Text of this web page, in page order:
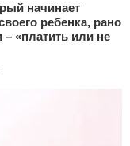
начинает
ребенка, рано
– «платить или не